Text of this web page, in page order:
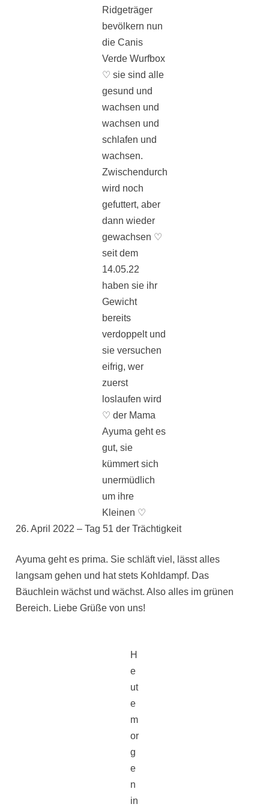
Ridgeträger
bevölkern nun
die Canis
Verde Wurfbox
♡ sie sind alle
gesund und
wachsen und
wachsen und
schlafen und
wachsen.
Zwischendurch
wird noch
gefuttert, aber
dann wieder
gewachsen ♡
seit dem
14.05.22
haben sie ihr
Gewicht
bereits
verdoppelt und
sie versuchen
eifrig, wer
zuerst
loslaufen wird
♡ der Mama
Ayuma geht es
gut, sie
kümmert sich
unermüdlich
um ihre
Kleinen ♡
26. April 2022 – Tag 51 der Trächtigkeit
Ayuma geht es prima. Sie schläft viel, lässt alles
langsam gehen und hat stets Kohldampf. Das
Bäuchlein wächst und wächst. Also alles im grünen
Bereich. Liebe Grüße von uns!
H
e
ut
e
m
or
g
e
n
in